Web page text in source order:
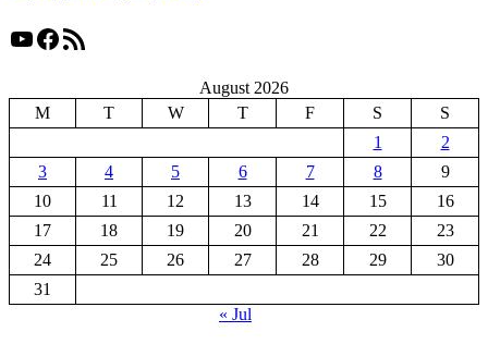
YouTube
Facebook
RSS Feed
August 2026
M
T W T F S
S
1
2
3
4 5 6 7 8
9
10
11 12 13 14 15
16
17
18 19 20 21 22
23
24
25 26 27 28 29
30
31
« Jul